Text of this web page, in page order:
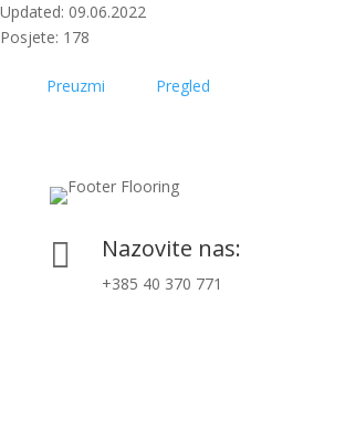
Updated: 09.06.2022
Posjete: 178
Preuzmi Pregled
 Nazovite nas:
+385 40 370 771